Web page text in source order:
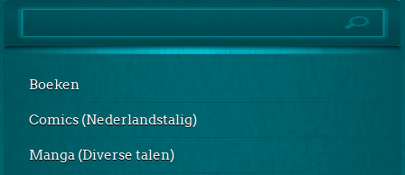
Boeken
Comics (Nederlandstalig)
Manga (Diverse talen)